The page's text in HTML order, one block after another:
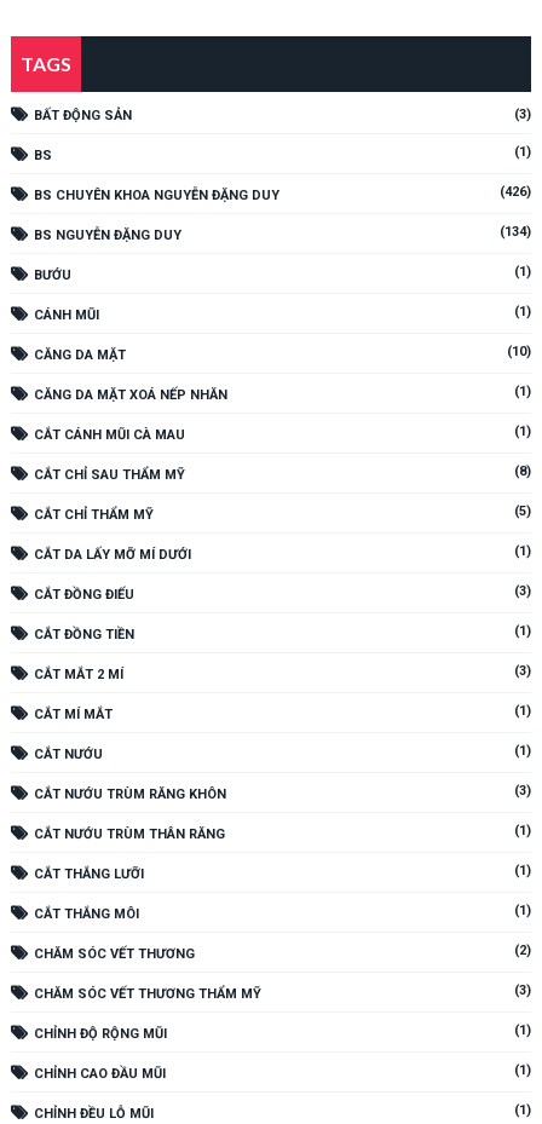
TAGS
BẤT ĐỘNG SẢN (3)
BS (1)
BS CHUYÊN KHOA NGUYỄN ĐẶNG DUY (426)
BS NGUYỄN ĐẶNG DUY (134)
BƯỚU (1)
CÁNH MŨI (1)
CĂNG DA MẶT (10)
CĂNG DA MẶT XOÁ NẾP NHĂN (1)
CẮT CÁNH MŨI CÀ MAU (1)
CẮT CHỈ SAU THẨM MỸ (8)
CẮT CHỈ THẨM MỸ (5)
CẮT DA LẤY MỠ MÍ DƯỚI (1)
CẮT ĐỒNG ĐIẾU (3)
CẮT ĐỒNG TIỀN (1)
CẮT MẮT 2 MÍ (3)
CẮT MÍ MẮT (1)
CẮT NƯỚU (1)
CẮT NƯỚU TRÙM RĂNG KHÔN (3)
CẮT NƯỚU TRÙM THÂN RĂNG (1)
CẮT THẮNG LƯỠI (1)
CẮT THẮNG MÔI (1)
CHĂM SÓC VẾT THƯƠNG (2)
CHĂM SÓC VẾT THƯƠNG THẨM MỸ (3)
CHỈNH ĐỘ RỘNG MŨI (1)
CHỈNH CAO ĐẦU MŨI (1)
CHỈNH ĐỀU LỖ MŨI (1)